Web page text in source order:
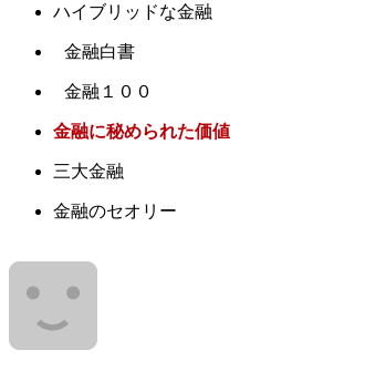
ハイブリッドな金融
金融白書
金融１００
金融に秘められた価値
三大金融
金融のセオリー